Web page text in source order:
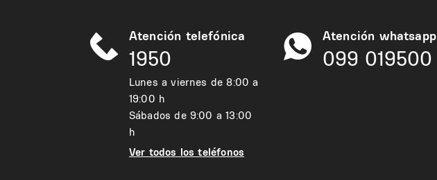
Atención telefónica
1950
Lunes a viernes de 8:00 a
19:00 h
Sábados de 9:00 a 13:00
h
Ver todos los teléfonos
Atención whatsapp
099 019500